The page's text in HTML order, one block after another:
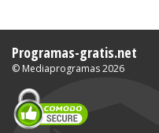
Programas-gratis.net
© Mediaprogramas2026